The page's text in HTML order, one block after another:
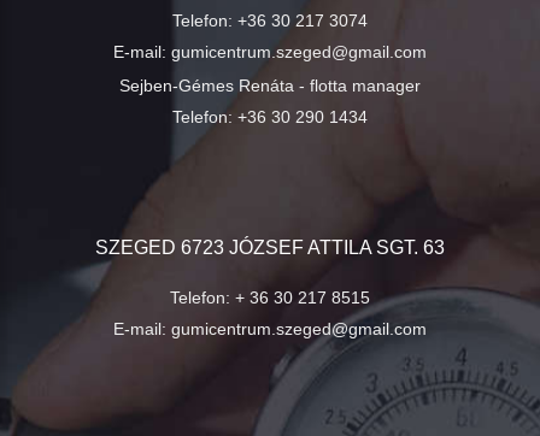
Telefon: +36 30 217 3074
E-mail: gumicentrum.szeged@gmail.com
Sejben-Gémes Renáta - flotta manager
Telefon: +36 30 290 1434
SZEGED 6723 JÓZSEF ATTILA SGT. 63
Telefon: + 36 30 217 8515
E-mail: gumicentrum.szeged@gmail.com